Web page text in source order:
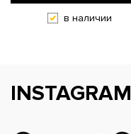
в наличии
INSTAGRAM